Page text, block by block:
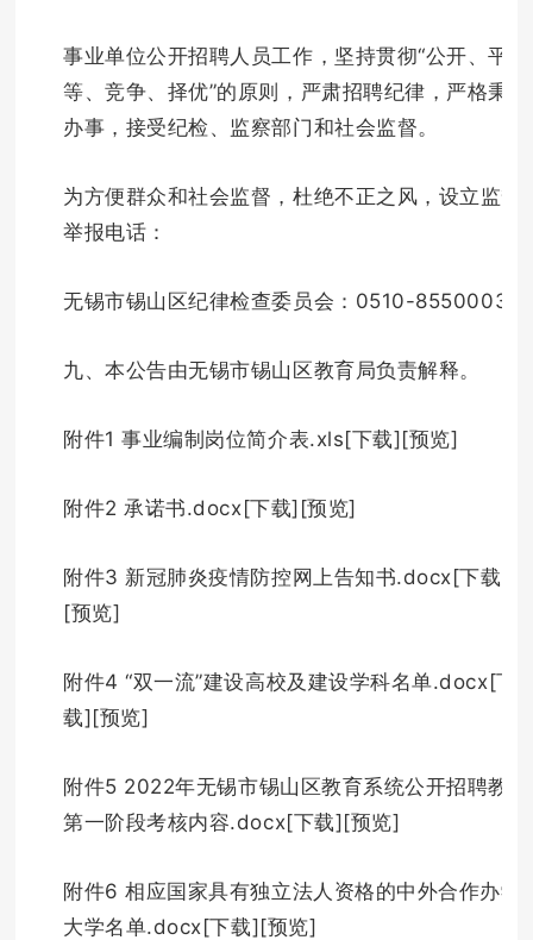
事业单位公开招聘人员工作，坚持贯彻“公开、平
等、竞争、择优”的原则，严肃招聘纪律，严格秉公
办事，接受纪检、监察部门和社会监督。
为方便群众和社会监督，杜绝不正之风，设立监督
举报电话：
无锡市锡山区纪律检查委员会：0510-85500036
九、本公告由无锡市锡山区教育局负责解释。
附件1 事业编制岗位简介表.xls[下载][预览]
附件2 承诺书.docx[下载][预览]
附件3 新冠肺炎疫情防控网上告知书.docx[下载]
[预览]
附件4 “双一流”建设高校及建设学科名单.docx[下
载][预览]
附件5 2022年无锡市锡山区教育系统公开招聘教师
第一阶段考核内容.docx[下载][预览]
附件6 相应国家具有独立法人资格的中外合作办学
大学名单.docx[下载][预览]